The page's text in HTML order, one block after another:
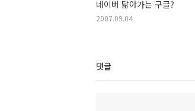
네이버 닮아가는 구글?
2007.09.04
댓글